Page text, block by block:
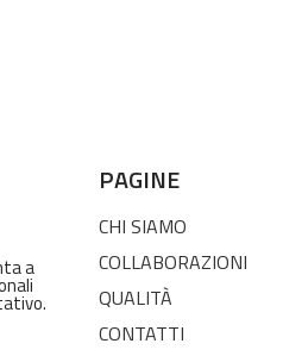
a
PAGINE
CHI SIAMO
COLLABORAZIONI
QUALITÀ
CONTATTI